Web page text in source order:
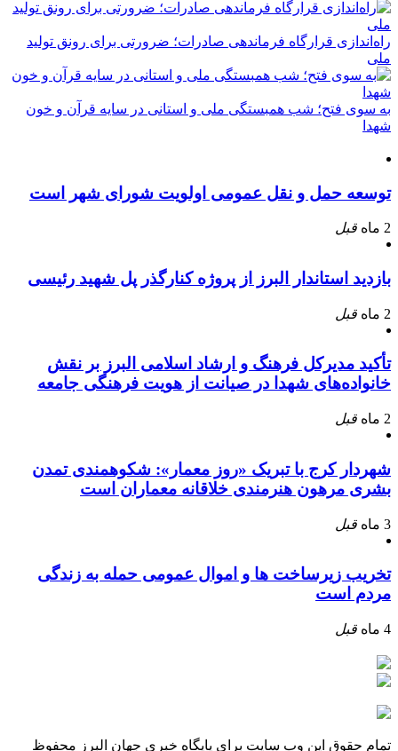
راه‌اندازی قرارگاه فرماندهی صادرات؛ ضرورتی برای رونق تولید
ملی
به سوی فتح؛ شب همبستگی ملی و استانی در سایه قرآن و خون
شهدا
توسعه حمل و نقل عمومی اولویت شورای شهر است
2 ماه قبل
بازدید استاندار البرز از پروژه کنارگذر پل شهید رئیسی
2 ماه قبل
تأکید مدیرکل فرهنگ و ارشاد اسلامی البرز بر نقش
خانواده‌های شهدا در صیانت از هویت فرهنگی جامعه
2 ماه قبل
شهردار کرج با تبریک «روز معمار»: شکوهمندی تمدن
بشری مرهون هنرمندی خلاقانه معماران است
3 ماه قبل
تخریب زیرساخت ها و اموال عمومی حمله به زندگی
مردم است
4 ماه قبل
تمام حقوق این وب سایت برای پایگاه خبری جهان البرز محفوظ